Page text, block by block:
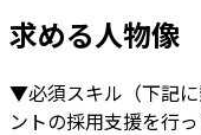
求める人物像
▼必須スキル（下記に
ントの採用支援を行